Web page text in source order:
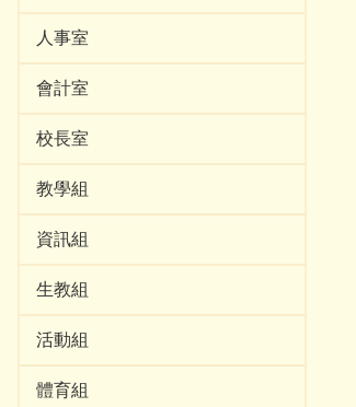
人事室
會計室
校長室
教學組
資訊組
生教組
活動組
體育組